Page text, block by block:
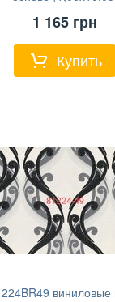
1 165 грн
Купить